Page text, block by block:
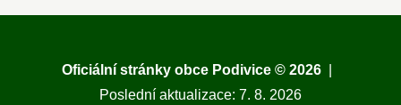
Oficiální stránky obce Podivice © 2026
Poslední aktualizace: 7. 8. 2026